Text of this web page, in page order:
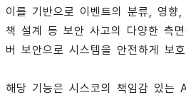
이를 기반으로 이벤트의 분류, 영
책 설계 등 보안 사고의 다양한 측
버 보안으로 시스템을 안전하게 보
해당 기능은 시스코의 책임감 있